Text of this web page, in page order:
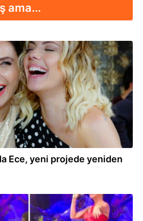
ama...
Ece, yeni projede yeniden